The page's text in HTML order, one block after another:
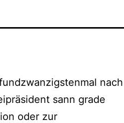
nach
sann grade
oder zur